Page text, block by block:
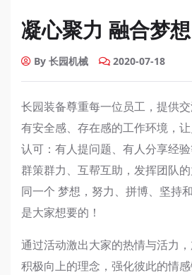
凝心聚力 融合梦
By 长园机械 2020-07-18
长园装备尊重每一位员工，提供
有安全感、存在感的工作环境，
认可：有人提问题、有人分享经验
群策群力、互帮互助，发挥团队
同一个 梦想，努力、拼博、坚持
是大家想要的！
通过活动激出大家的热情与活力
积极向上的理念，强化彼此的情感